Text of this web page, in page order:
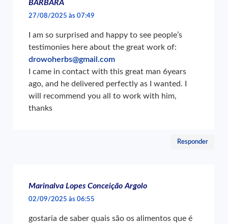
BARBARA
27/08/2025 às 07:49
I am so surprised and happy to see people’s
testimonies here about the great work of:
drowoherbs@gmail.com
I came in contact with this great man 6years
ago, and he delivered perfectly as I wanted. I
will recommend you all to work with him,
thanks
Responder
Marinalva Lopes Conceição Argolo
02/09/2025 às 06:55
gostaria de saber quais são os alimentos que é